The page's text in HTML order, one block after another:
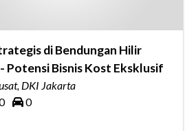
di Bendungan Hilir
Potensi Bisnis Kost Eksklusif
DKI Jakarta
0